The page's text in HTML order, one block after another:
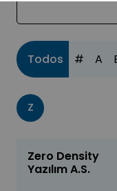
Todos # A
Z
Zero Density
Yazılım A.S.